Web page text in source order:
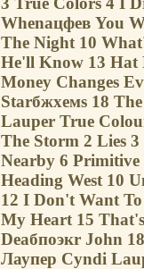
Whenацфев You
The Night 10
He'll Know 13 Hat
Money Changes
Starбжхемs 18
Lauper True
The Storm 2 Lies
Nearby 6
Heading West 10
12 I Don't Want
My Heart 15
Deaбпоэкr John
Лаупер Cyndi